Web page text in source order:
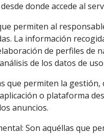
donde accede al
permiten al
La información
de perfiles de
de los datos de
que permiten la
o plataforma
anuncios.
Son aquéllas que